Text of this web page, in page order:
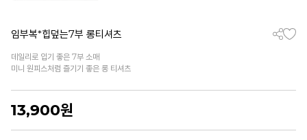
임부복*힙덮는7부 롱티셔츠
데일리로 입기 좋은 7부 소매
미니 원피스처럼 즐기기 좋은 롱 티셔츠
13,900원